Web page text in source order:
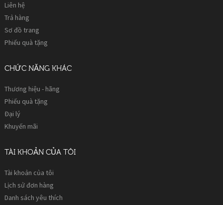
Liên hệ
Trả hàng
Sơ đồ trang
Phiếu quà tặng
CHỨC NĂNG KHÁC
Thương hiệu - hãng
Phiếu quà tặng
Đại lý
Khuyến mãi
TÀI KHOẢN CỦA TÔI
Tài khoản của tôi
Lịch sử đơn hàng
Danh sách yêu thích